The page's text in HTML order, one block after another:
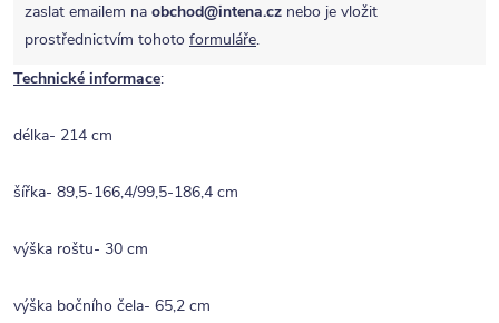
zaslat emailem na obchod@intena.cz nebo je vložit
prostřednictvím tohoto formuláře.
Technické informace:
délka- 214 cm
šířka- 89,5-166,4/99,5-186,4 cm
výška roštu- 30 cm
výška bočního čela- 65,2 cm